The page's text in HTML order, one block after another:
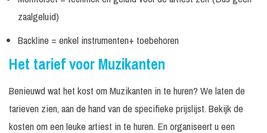
zaalgeluid)
Backline = enkel instrumenten+ toebehoren
Het tarief voor Muzikanten
Benieuwd wat het kost om Muzikanten in te huren? We laten de
tarieven zien, aan de hand van de specifieke prijslijst. Bekijk de
kosten om een leuke artiest in te huren. En organiseert u een